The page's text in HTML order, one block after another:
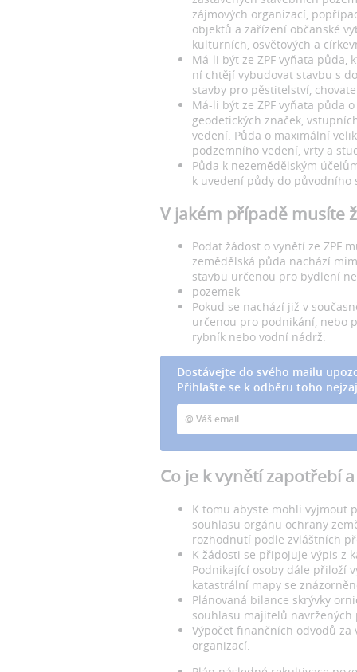
zájmových organizací,
objektů a zařízení občanské
kulturních, osvětových a
Má-li být ze ZPF vyňata půda,
ní chtějí vybudovat stavbu s
stavby pro pěstitelství,
Má-li být ze ZPF vyňata půda
geodetických značek,
vedení. Půda o maximální
podzemního vedení, vrty a
Půda k nezemědělským
k uvedení půdy do původního
V jakém případě musíte
Podat žádost o vynětí ze ZPF
zemědělská půda nachází
stavbu určenou pro bydlení
pozemek
Pokud se nachází již v
určenou pro podnikání, nebo
rybník nebo vodní nádrž.
Dostávejte do svého mailu
Přihlašte se k odběru toho
Co je k vynětí zapotřebí
K tomu abyste mohli vyjmout
souhlasu orgánu ochrany
rozhodnutí podle zvláštních
K žádosti se připojuje výpis z
Podnikající osoby dále přiloží
katastrální mapy se
Plánovaná bilance skrývky
souhlasu majitelů navržených
Výpočet finančních odvodů za
organizací.